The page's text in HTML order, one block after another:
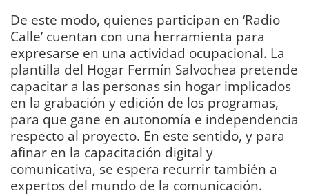
De este modo, quienes participan en ‘Radio
Calle’ cuentan con una herramienta para
expresarse en una actividad ocupacional. La
plantilla del Hogar Fermín Salvochea pretende
capacitar a las personas sin hogar implicados
en la grabación y edición de los programas,
para que gane en autonomía e independencia
respecto al proyecto. En este sentido, y para
afinar en la capacitación digital y
comunicativa, se espera recurrir también a
expertos del mundo de la comunicación.